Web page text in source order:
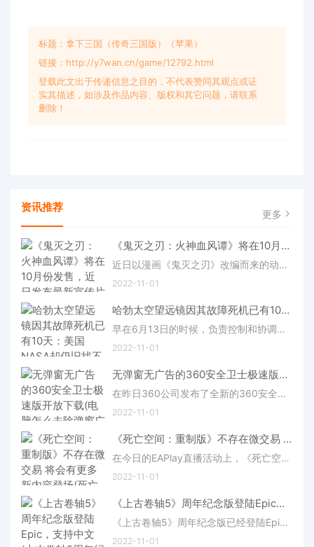
标题：拿下三国（传奇三国版）（苹果）
链接：http://y7wan.cn/game/12792.html
登载此文出于传递信息之目的，不代表赞同其观点或证
实其描述，如涉及作品内容、版权和其它问题，请联系
删除！
资讯推荐 更多
《鬼灭之刃：火神血风谭》将在10月份发售，近日发布最新宣传片(鬼灭之刃火神血风谭内存多大)
近日以漫画《鬼灭之刃》改编而来的动作对战游戏《鬼灭之刃：火神血风谭》发布了最新的宣传片，同时也宣布将于10月14日发售。
2022-11-01
哈勃太空望远镜因其故障死机已有10天：美国NASA却仍旧找不到故障原因所在。(哈勃太空望远镜纪录片)
早在6月13日的时候，负责控制和协调哈勃望远镜所有科学设备的电脑突然崩溃，随即进入安全模式，但故障原因一直查不清。时至今日美国NASA依旧找不到故障出现的原因。
2022-11-01
无弹窗无广告的360安全卫士极速版开放下载(电脑怎么去除弹窗广告)
在昨日360公司发布了全新的360安全卫士极速版，并且强调了这款安全卫士没有弹窗和广告，而且是永久免费的。目前360安全卫士极速版已经正式的开放下载了。
2022-11-01
《死亡空间：重制版》不存在微交易 将会有更多新内容登场(死亡空间重制版有中文吗)
在今日的EAPlay直播活动上，《死亡空间：重制版》登上了大众的视野，新的重置版使用了寒霜引擎打造，在优化原作的同时不改变原作独特的韵味。但是EA的游戏都很喜欢整微交易，让玩家氪金。那么《死亡空间：重制版》有没有微交易呢？在IGN的采访中制作人回答了这个问题。
2022-11-01
《上古卷轴5》周年纪念版登陆Epic，支持中文(上古卷轴5周年纪念版新增内容)
《上古卷轴5》周年纪念版已经登陆Epic商店了，游戏是支持中文的，目前上线的还有标准版游戏，《上古卷轴5》周年纪念版囊括了超多精彩内容。​
2022-11-01